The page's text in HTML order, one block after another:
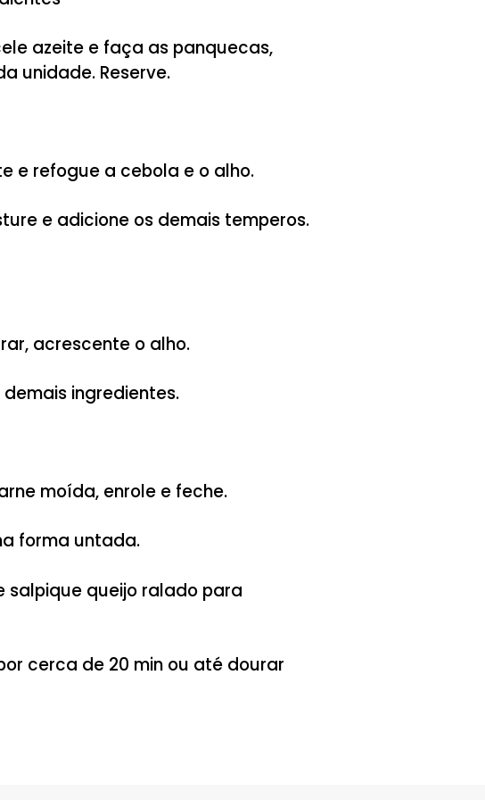
ingredientes
pincele azeite e faça as panquecas,
cada unidade. Reserve.
azeite e refogue a cebola e o alho.
misture e adicione os demais temperos.